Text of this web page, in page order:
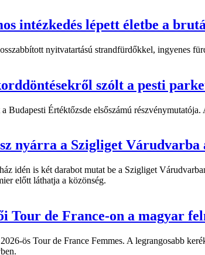
intézkedés lépett életbe a
nyitvatartású strandfürdőkkel, ingyenes
szólt a pesti
Budapesti Értéktőzsde elsőszámú
nyárra a Szigliget Várudvarba
idén is két darabot mutat be a Szigliget
előtt láthatja a közönség.
Tour de France-on a magyar
ös Tour de France Femmes. A legrangosabb